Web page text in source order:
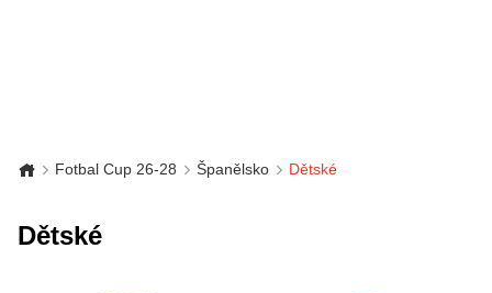
Fotbal Cup 26-28 Španělsko Dětské
Dětské